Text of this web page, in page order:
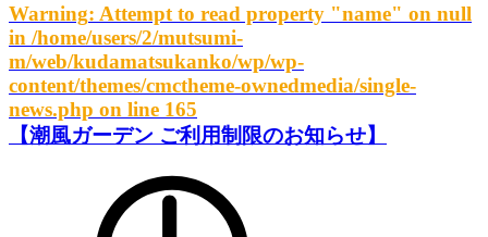
Warning: Attempt to read property "name" on null
in /home/users/2/mutsumi-
m/web/kudamatsukanko/wp/wp-
content/themes/cmctheme-ownedmedia/single-
news.php on line 165
【潮風ガーデン ご利用制限のお知らせ】